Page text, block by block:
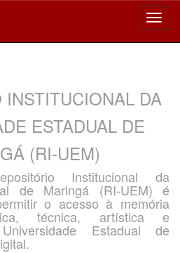
DA
ESTADUAL DE
(RI-UEM)
Institucional da
de Maringá (RI-UEM) é
o acesso à memória
técnica, artística e
Estadual de